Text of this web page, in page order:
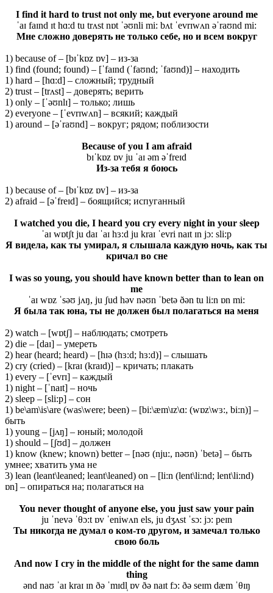
I find it hard to trust not only me, but everyone around me
ˈaɪ faɪnd ɪt hɑ:d tu trʌst nɒt ˈəʊnli mi: bʌt ˈevrɪwʌn əˈraʊnd mi:
Мне сложно доверять не только себе, но и всем вокруг
1) because of – [bɪˈkɒz ɒv] – из-за
1) find (found; found) – [ˈfaɪnd (ˈfaʊnd; ˈfaʊnd)] – находить
1) hard – [hɑ:d] – сложный; трудный
2) trust – [trʌst] – доверять; верить
1) only – [ˈəʊnlɪ] – только; лишь
2) everyone – [ˈevrɪwʌn] – всякий; каждый
1) around – [əˈraʊnd] – вокруг; рядом; поблизости
Because of you I am afraid
bɪˈkɒz ɒv ju ˈaɪ əm əˈfreɪd
Из-за тебя я боюсь
1) because of – [bɪˈkɒz ɒv] – из-за
2) afraid – [əˈfreɪd] – боящийся; испуганный
I watched you die, I heard you cry every night in your sleep
ˈaɪ wɒtʃt ju daɪ ˈaɪ hɜ:d ju kraɪ ˈevri naɪt ɪn jɔ: sli:p
Я видела, как ты умирал, я слышала каждую ночь, как ты
кричал во сне
I was so young, you should have known better than to lean on
me
ˈaɪ wɒz ˈsəʊ jʌŋ, ju ʃud həv nəʊn ˈbetə ðən tu li:n ɒn mi:
Я была так юна, ты не должен был полагаться на меня
2) watch – [wɒtʃ] – наблюдать; смотреть
2) die – [daɪ] – умереть
2) hear (heard; heard) – [hɪə (hɜ:d; hɜ:d)] – слышать
2) cry (cried) – [kraɪ (kraɪd)] – кричать; плакать
1) every – [ˈevrɪ] – каждый
1) night – [ˈnaɪt] – ночь
2) sleep – [sli:p] – сон
1) be\am\is\are (was\were; been) – [bi:\æm\ɪz\ɑ: (wɒz\wɜ:, bi:n)] –
быть
1) young – [jʌŋ] – юный; молодой
1) should – [ʃʊd] – должен
1) know (knew; known) better – [nəʊ (nju:, nəʊn) ˈbetə] – быть
умнее; хватить ума не
3) lean (leant\leaned; leant\leaned) on – [li:n (lent\li:nd; lent\li:nd)
ɒn] – опираться на; полагаться на
You never thought of anyone else, you just saw your pain
ju ˈnevə ˈθɔ:t ɒv ˈeniwʌn els, ju dʒʌst ˈsɔ: jɔ: peɪn
Ты никогда не думал о ком-то другом, и замечал только
свою боль
And now I cry in the middle of the night for the same damn
thing
ənd naʊ ˈaɪ kraɪ ɪn ðə ˈmɪdl̩ ɒv ðə naɪt fɔ: ðə seɪm dæm ˈθɪŋ